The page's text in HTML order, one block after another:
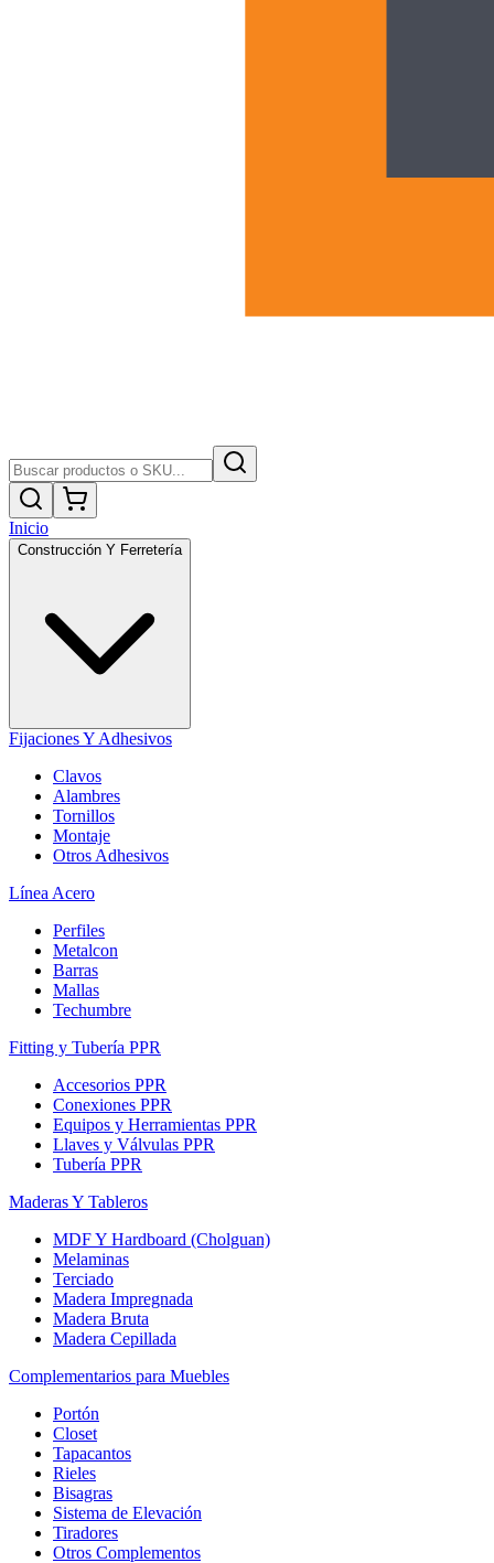
Inicio
Construcción Y Ferretería
Fijaciones Y Adhesivos
Clavos
Alambres
Tornillos
Montaje
Otros Adhesivos
Línea Acero
Perfiles
Metalcon
Barras
Mallas
Techumbre
Fitting y Tubería PPR
Accesorios PPR
Conexiones PPR
Equipos y Herramientas PPR
Llaves y Válvulas PPR
Tubería PPR
Maderas Y Tableros
MDF Y Hardboard (Cholguan)
Melaminas
Terciado
Madera Impregnada
Madera Bruta
Madera Cepillada
Complementarios para Muebles
Portón
Closet
Tapacantos
Rieles
Bisagras
Sistema de Elevación
Tiradores
Otros Complementos